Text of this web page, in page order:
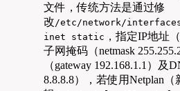
文件，传统方法是通过修
改/etc/network/
inet static ，指定IP地址
子网掩码（netmask
（gateway 192.168.1.1）及
8.8.8.8），若使用Netplan（